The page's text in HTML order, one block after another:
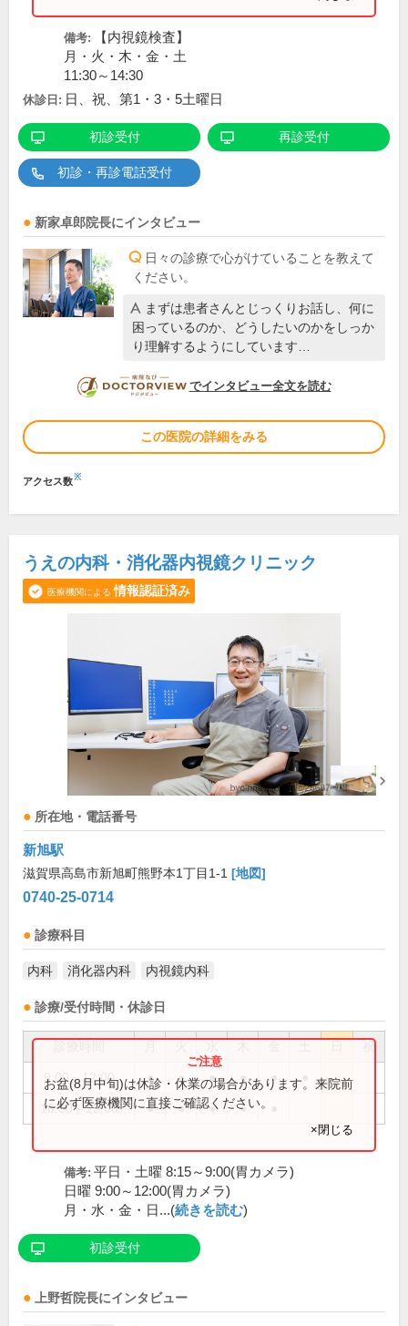
備考:
【内視鏡検査】
月・火・木・金・土
11:30～14:30
休診日: 日、祝、第1・3・5土曜日
初診受付 再診受付
初診・再診電話受付
新家卓郎院長にインタビュー
日々の診療で心がけていることを教えて
ください。
まずは患者さんとじっくりお話し、何に
困っているのか、どうしたいのかをしっか
り理解するようにしています…
DOCTORVIEW
でインタビュー全文を読む
この医院の詳細をみる
アクセス数※
うえの内科・消化器内視鏡クリニック
医療機関による 情報認証済み
所在地・電話番号
新旭駅
滋賀県高島市新旭町熊野本1丁目1-1 [地図]
0740-25-0714
診療科目
内科 消化器内科 内視鏡内科
診療/受付時間・休診日
祝
9:00～12:00 ● ● ● ● ●
16:00～19:00 ● ● ● ●
お盆(8月中旬)は休診・休業の場合があります。来院前
に必ず医療機関に直接ご確認ください。
×閉じる
備考: 平日・土曜 8:15～9:00(胃カメラ)
日曜 9:00～12:00(胃カメラ)
月・水・金・日...(続きを読む)
初診受付
上野哲院長にインタビュー